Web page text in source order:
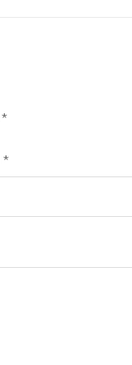
*
*